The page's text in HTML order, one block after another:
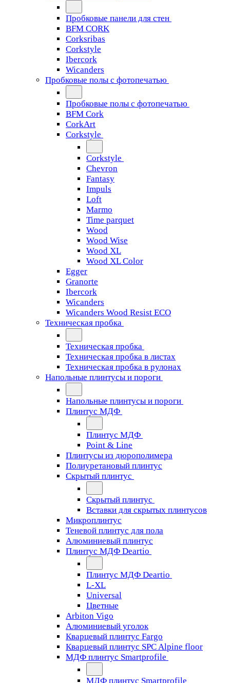
Пробковые панели для стен
BFM CORK
Corksribas
Corkstyle
Ibercork
Wicanders
Пробковые полы с фотопечатью
Пробковые полы с фотопечатью
BFM Cork
CorkArt
Corkstyle
Corkstyle
Chevron
Fantasy
Impuls
Loft
Marmo
Time parquet
Wood
Wood Wise
Wood XL
Wood XL Color
Egger
Granorte
Ibercork
Wicanders
Wicanders Wood Resist ECO
Техническая пробка
Техническая пробка
Техническая пробка в листах
Техническая пробка в рулонах
Напольные плинтусы и пороги
Напольные плинтусы и пороги
Плинтус МДФ
Плинтус МДФ
Point & Line
Плинтусы из дюрополимера
Полиуретановый плинтус
Скрытый плинтус
Скрытый плинтус
Вставки для скрытых плинтусов
Микроплинтус
Теневой плинтус для пола
Алюминиевый плинтус
Плинтус МДФ Deartio
Плинтус МДФ Deartio
L-XL
Universal
Цветные
Arbiton Vigo
Алюминиевый уголок
Кварцевый плинтус Fargo
Кварцевый плинтус SPC Alpine floor
МДФ плинтус Smartprofile
МДФ плинтус Smartprofile